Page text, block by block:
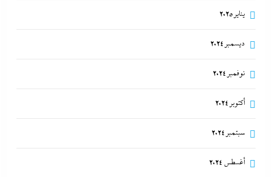
يناير 2025
ديسمبر 2024
نوفمبر 2024
أكتوبر 2024
سبتمبر 2024
أغسطس 2024